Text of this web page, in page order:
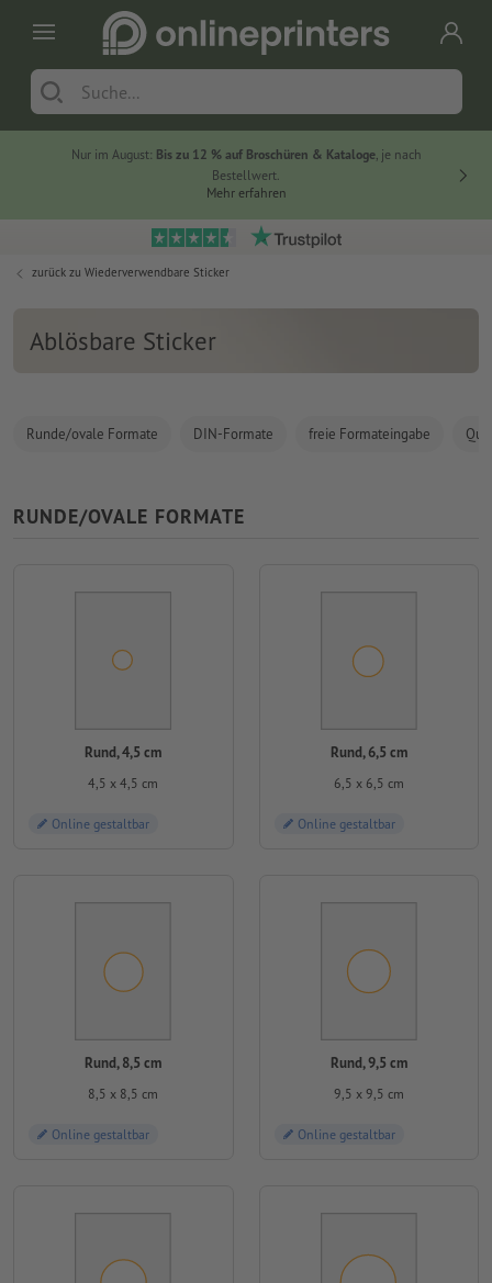
Nur im August: Bis zu 12 % auf Broschüren & Kataloge, je nach
Bestellwert.
Mehr erfahren
zurück zu Wiederverwendbare Sticker
Ablösbare Sticker
Runde/ovale Formate DIN-Formate freie Formateingabe
RUNDE/OVALE FORMATE
Rund, 4,5 cm
4,5 x 4,5 cm
Online gestaltbar
Rund, 6,5 cm
6,5 x 6,5 cm
Online gestaltbar
Rund, 8,5 cm
8,5 x 8,5 cm
Online gestaltbar
Rund, 9,5 cm
9,5 x 9,5 cm
Online gestaltbar